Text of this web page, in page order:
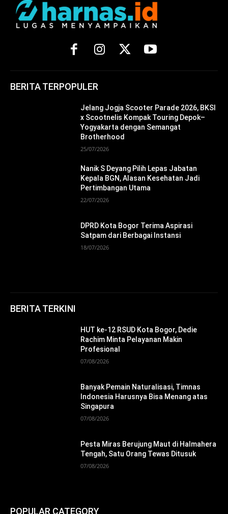
BERITA TERPOPULER
Jelang Jogja Scooter Parade 2026, BKSI
x Scootnelis Kompak Touring Depok–
Yogyakarta dengan Semangat
Brotherhood
25/07/2026
Nanik S Deyang Pilih Lepas Jabatan
Kepala BGN, Alasan Kesehatan Jadi
Pertimbangan Utama
22/07/2026
DPRD Kota Bogor Terima Aspirasi
Satpam dari Berbagai Instansi
18/07/2026
BERITA TERKINI
HUT ke-12 RSUD Kota Bogor, Dedie
Rachim Minta Pelayanan Makin
Profesional
07/08/2026
Banyak Pemain Naturalisasi, Timnas
Indonesia Harusnya Bisa Menang atas
Singapura
07/08/2026
Pesta Miras Berujung Maut di Halmahera
Tengah, Satu Orang Tewas Ditusuk
07/08/2026
POPULAR CATEGORY